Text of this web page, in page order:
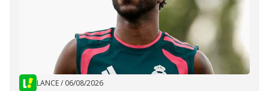
LANCE/ 06/08/2026